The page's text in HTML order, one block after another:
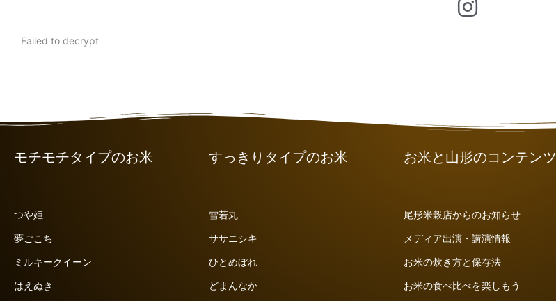
Failed to decrypt
モチモチタイプのお米
つや姫
夢ごこち
ミルキークイーン
はえぬき
すっきりタイプのお米
雪若丸
ササニシキ
ひとめぼれ
どまんなか
お米と山形のコンテンツ
尾形米穀店からのお知らせ
メディア出演・講演情報
お米の炊き方と保存法
お米の食べ比べを楽しもう